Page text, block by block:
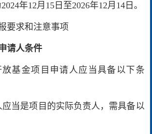
年12月15日至2026年12月14日。
要求和注意事项
请人条件
放基金项目申请人应当具备以下条
应当是项目的实际负责人，需具备以